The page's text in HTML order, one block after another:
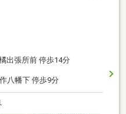
出張所前 停歩14分
八幡下 停歩9分